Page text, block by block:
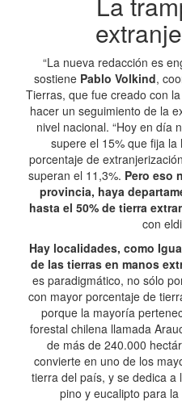
“La nueva redacción es
sostiene Pablo Volkind,
Tierras, que fue creado con
hacer un seguimiento de la
nivel nacional. “Hoy en día
supere el 15% que fija
porcentaje de
superan el 11,3%. Pero eso
provincia, haya
hasta el 50% de tierra
con
Hay localidades, como
de las tierras en manos
es paradigmático, no sólo
con mayor porcentaje de
porque la mayoría
forestal chilena llamada
de más de 240.000
convierte en uno de los
tierra del país, y se dedica a
pino y eucalipto para